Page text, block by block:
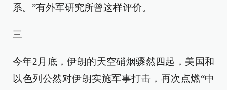
系。”有外军研究所曾这样评价。
三
今年2月底，伊朗的天空硝烟骤然四起，美国和
以色列公然对伊朗实施军事打击，再次点燃“中